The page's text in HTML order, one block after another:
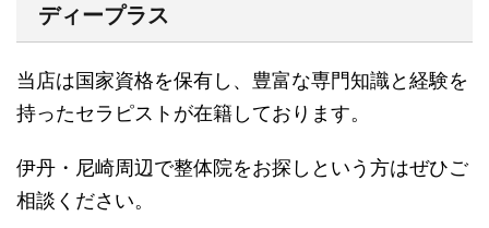
ディープラス
当店は国家資格を保有し、豊富な専門知識と経験を
持ったセラピストが在籍しております。
伊丹・尼崎周辺で整体院をお探しという方はぜひご
相談ください。